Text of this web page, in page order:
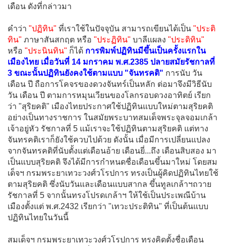
เดือน ดังที่กล่าวมา
คำว่า "ปฏิทิน" ที่เราใช้ในปัจจุบัน สามารถเขียนได้เป็น "ประติ
ทิน" ภาษาสันสกฤต หรือ "ประฏิทิน" บาลีแผลง "ประดิทิน"
หรือ "ประนินทิน" ก็ได้ การพิมพ์ปฏิทินมีขึ้นเป็นครั้งแรกใน
เมืองไทย เมื่อวันที่ 14 มกราคม พ.ศ.2385 ปลายสมัยรัชกาลที่
3 ขณะนั้นปฏิทินยังคงใช้ตามแบบ "จันทรคติ" การนับ วัน
เดือน ปี ถือการโคจรของดวงจันทร์เป็นหลัก ต่อมาจึงมีวิธีนับ
วัน เดือน ปี ตามการหมุนเวียนของโลกรอบดวงอาทิตย์ เรียก
ว่า "สุริยคติ" เมืองไทยประกาศใช้ปฏิทินแบบใหม่ตามสุริยคติ
อย่างเป็นทางราชการ ในสมัยพระบาทสมเด็จพระจุลจอมเกล้า
เจ้าอยู่หัว รัชกาลที่ 5 แม้เราจะใช้ปฏิทินตามสุริยคติ แต่ทาง
จันทรคติเราก็ยังใช้ควบไปด้วย ดังนั้น เมื่อมีการเปลี่ยนแปลง
จากจันทรคติที่นับตั้งแต่เดือนอ้าย เดือนยี่...ถึง เดือนสิบสอง มา
เป็นแบบสุริยคติ จึงได้มีการกำหนดชื่อเดือนขึ้นมาใหม่ โดยสม
เด็จฯ กรมพระยาเทวะวงศ์วโรปการ ทรงเป็นผู้คิดปฏิทินไทยใช้
ตามสุริยคติ ซึ่งนับวันและเดือนแบบสากล ขึ้นทูลเกล้าฯถวาย
รัชกาลที่ 5 จากนั้นทรงโปรดเกล้าฯ ให้ใช้เป็นประเพณีบ้าน
เมืองตั้งแต่ พ.ศ.2432 เรียกว่า "เทวะประติทิน" ที่เป็นต้นแบบ
ปฏิทินไทยในวันนี้
สมเด็จฯ กรมพระยาเทวะวงศ์วโรปการ ทรงคิดตั้งชื่อเดือน